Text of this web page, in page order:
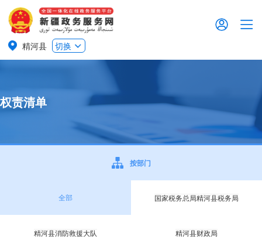
精河县 切换
权责清单
按部门
全部 国家税务总局精河县税务局
精河县消防救援大队 精河县财政局